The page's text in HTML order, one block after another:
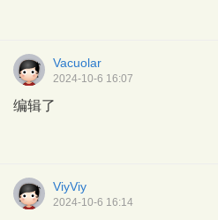
Vacuolar
2024-10-6 16:07
编辑了
ViyViy
2024-10-6 16:14